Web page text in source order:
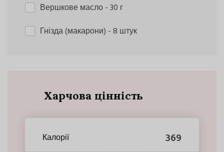
Вершкове масло- 30 г
Гнізда (макарони) - 8 штук
Харчова цінність
Калорії 369